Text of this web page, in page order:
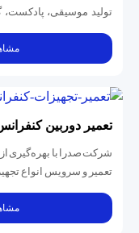
تولید موسیقی، پادکست،
تعمیر دوربین
کنفرانس
شرکت صدرا با بهره‌گیری
تعمیر و سرویس انواع